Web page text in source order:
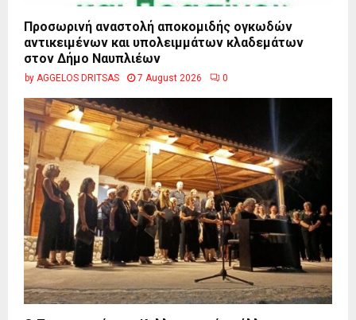
Προσωρινή αναστολή αποκομιδής ογκωδών
αντικειμένων και υπολειμμάτων κλαδεμάτων
στον Δήμο Ναυπλιέων
by AGGELOS DRITSAS 7 August 2026 0